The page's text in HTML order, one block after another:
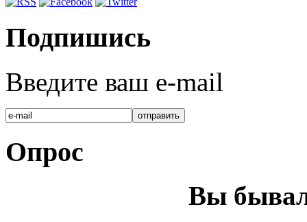
Подпишись
Введите ваш e-mail
Опрос
Вы